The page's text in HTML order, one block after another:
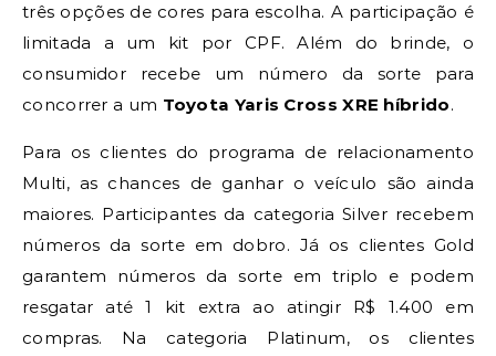
três opções de cores para escolha. A participação é
limitada a um kit por CPF. Além do brinde, o
consumidor recebe um número da sorte para
concorrer a um Toyota Yaris Cross XRE híbrido.
Para os clientes do programa de relacionamento
Multi, as chances de ganhar o veículo são ainda
maiores. Participantes da categoria Silver recebem
números da sorte em dobro. Já os clientes Gold
garantem números da sorte em triplo e podem
resgatar até 1 kit extra ao atingir R$ 1.400 em
compras. Na categoria Platinum, os clientes